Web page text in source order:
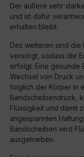
Der äußere sehr
und ist dafür
erhalten bleibt.
Des weiteren sind die
versorgt, sodass die
erfolgt. Eine gesunde
Wechsel von Druck
folglich der Körper in
Bandscheibendruck,
Flüssigkeit und damit
angespannten
Bandscheiben wird
ausgetrieben.